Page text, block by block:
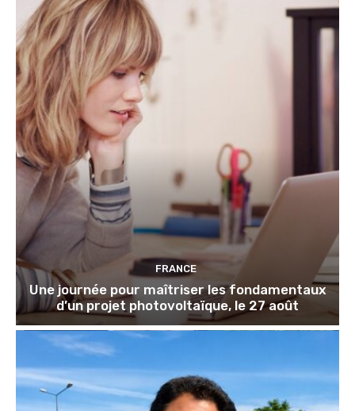
FRANCE
Une journée pour maîtriser les fondamentaux
d’un projet photovoltaïque, le 27 août